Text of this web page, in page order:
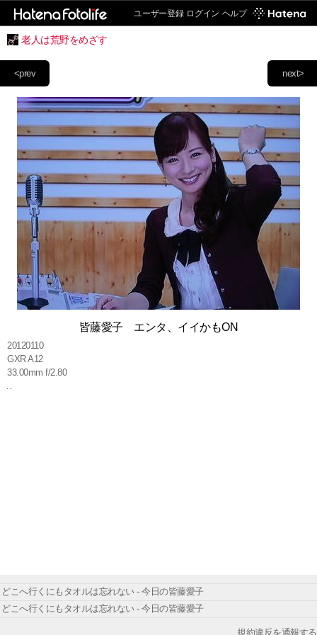
ユーザー登録 ログイン ヘルプ
老人は荒野をめざす
next>
<prev
皆藤愛子 エンタ、イイかもON
20120110
GXR A12
33.00mm f/2.80
どこへ行くにもタオルは忘れない - 今日の皆藤愛子
どこへ行くにもタオルは忘れない - 今日の皆藤愛子
規約違反を通報する